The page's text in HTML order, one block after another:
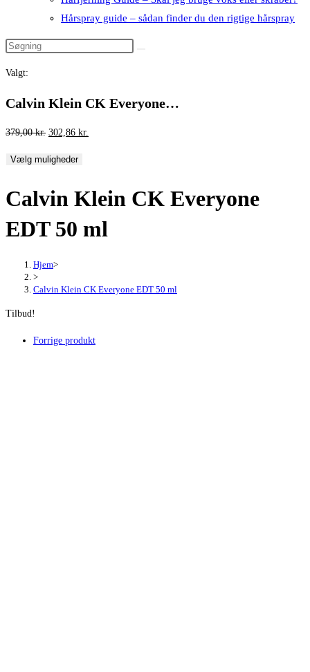
Hårspray guide – sådan finder du den rigtige hårspray
Valgt:
Calvin Klein CK Everyone…
379,00kr. Den
pris
379,00 kr..
302,86 kr.
302,86 kr..
Vælg muligheder
Calvin Klein CK Everyone
EDT 50 ml
Hjem>
>
Calvin Klein CK Everyone EDT 50 ml
Tilbud!
Forrige produkt